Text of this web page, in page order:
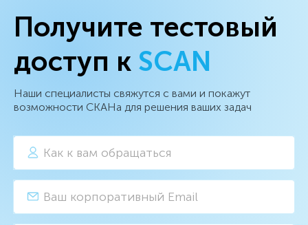
Получите тестовый
доступ к SCAN
Наши специалисты свяжутся с вами и покажут
возможности СКАНа для решения ваших задач